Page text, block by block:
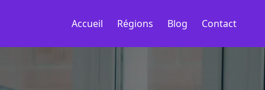
Accueil Régions Blog Contact